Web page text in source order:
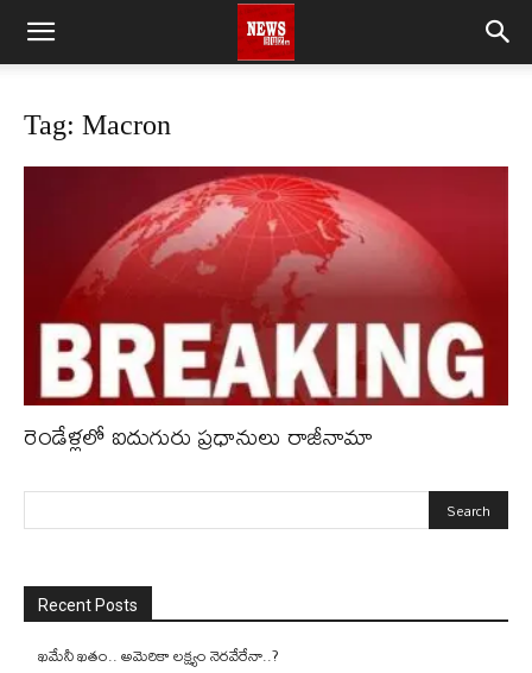
Tag: Macron
రెండేళ్లలో ఐదుగురు ప్రధానులు రాజీనామా
Recent Posts
ఖమేనీ ఖతం.. అమెరికా లక్ష్యం నెరవేరేనా..?